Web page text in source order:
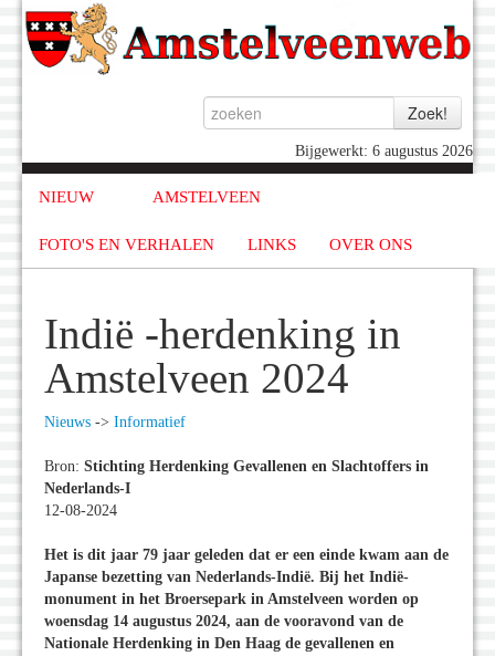
Bijgewerkt: 6 augustus 2026
NIEUW AMSTELVEEN
FOTO'S EN VERHALEN LINKS OVER ONS
Indië -herdenking in
Amstelveen 2024
Nieuws -> Informatief
Bron: Stichting Herdenking Gevallenen en Slachtoffers in
Nederlands-I
12-08-2024
Het is dit jaar 79 jaar geleden dat er een einde kwam aan de
Japanse bezetting van Nederlands-Indië. Bij het Indië-
monument in het Broersepark in Amstelveen worden op
woensdag 14 augustus 2024, aan de vooravond van de
Nationale Herdenking in Den Haag de gevallenen en